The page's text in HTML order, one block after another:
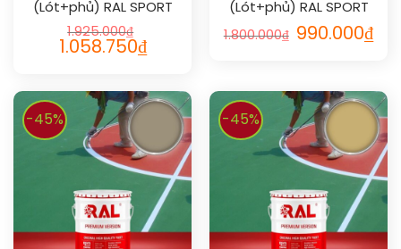
(Lót+phủ) RAL SPORT
2IN1 1013
1.925.000₫
1.058.750₫
(Lót+phủ) RAL SPORT
2IN1 1020
1.800.000₫ 990.000₫
-45% -45%